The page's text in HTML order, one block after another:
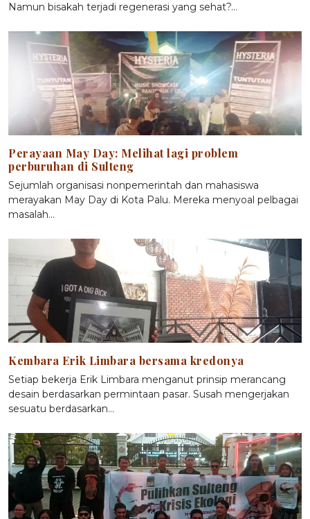
Namun bisakah terjadi regenerasi yang sehat?…
Perayaan May Day: Melihat lagi problem
perburuhan di Sulteng
Sejumlah organisasi nonpemerintah dan mahasiswa
merayakan May Day di Kota Palu. Mereka menyoal pelbagai
masalah…
Kembara Erik Limbara bersama kredonya
Setiap bekerja Erik Limbara menganut prinsip merancang
desain berdasarkan permintaan pasar. Susah mengerjakan
sesuatu berdasarkan…